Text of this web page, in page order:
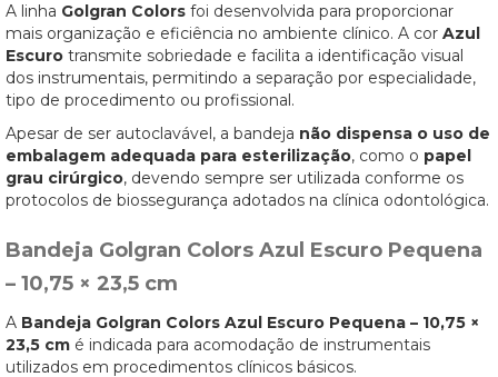
A linha Golgran Colors foi desenvolvida para proporcionar
mais organização e eficiência no ambiente clínico. A cor Azul
Escuro transmite sobriedade e facilita a identificação visual
dos instrumentais, permitindo a separação por especialidade,
tipo de procedimento ou profissional.
Apesar de ser autoclavável, a bandeja não dispensa o uso de
embalagem adequada para esterilização, como o papel
grau cirúrgico, devendo sempre ser utilizada conforme os
protocolos de biossegurança adotados na clínica odontológica.
Bandeja Golgran Colors Azul Escuro Pequena
– 10,75 × 23,5 cm
A Bandeja Golgran Colors Azul Escuro Pequena – 10,75 ×
23,5 cm é indicada para acomodação de instrumentais
utilizados em procedimentos clínicos básicos.